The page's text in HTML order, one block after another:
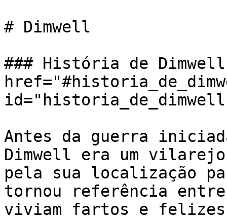
# Dimwell
### História de
Antes da guerra
Dimwell era um
pela sua localização
tornou referência
viviam fartos e